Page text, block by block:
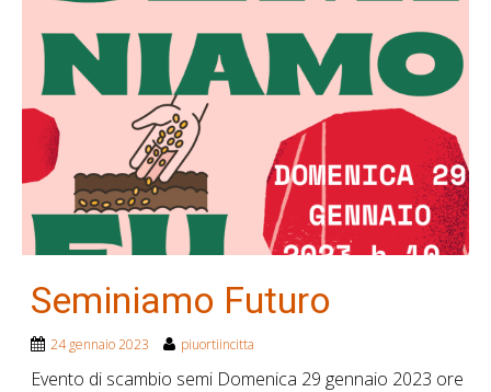
Seminiamo Futuro
24 gennaio 2023 piuortiincitta
Evento di scambio semi Domenica 29 gennaio 2023 ore